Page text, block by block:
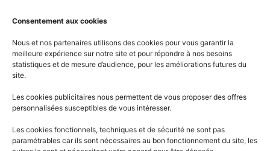
Consentement aux cookies
Nous et nos partenaires utilisons des cookies pour vous garantir la
meilleure expérience sur notre site et pour répondre à nos besoins
statistiques et de mesure d’audience, pour les améliorations futures du
site.
Les cookies publicitaires nous permettent de vous proposer des offres
personnalisées susceptibles de vous intéresser.
Les cookies fonctionnels, techniques et de sécurité ne sont pas
paramétrables car ils sont nécessaires au bon fonctionnement du site, les
Station de contrôle qualité
Brosses rotatives
Table de transfert
Station rotative